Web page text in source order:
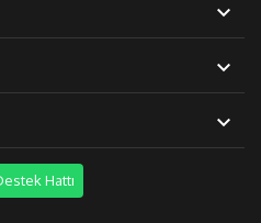
Hattı


